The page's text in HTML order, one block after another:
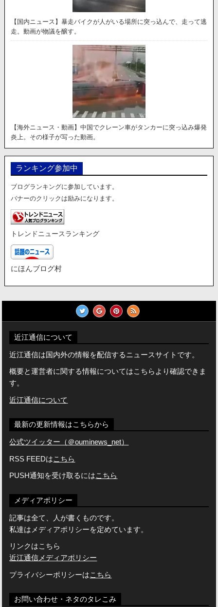
【国内ニュース】暴走バイクが人がいる場所に突っ込んで、走って逃
走。動画が物議を醸す。
【海外ニュース・動画】中国でクレーン車がタンカーに突っ込み爆発
炎上。その様子が写った動画。
ランキング参加中
ブログランキングに参加しています。
バナーのクリックは励みになります。
トレンドニュースランキング
にほんブログ村
近江通信について
近江通信は国内外の情報を配信するニュースサイトです。
概要と運営者に関する情報についてはこちらより確認できま
す。
近江通信について
最新の更新情報はこちらから
公式ツイッター（＠ouminews_net）
RSS FEEDはこちら
PUSH通知を受け取るにはこちら
メディアポリシー
記事は全て、人が書くものです。
私達はメディアポリシーを定めています。
リンクはこちら
近江通信メディアポリシー
プライバシーポリシーはこちら
お問い合わせ・ネタのタレこみ